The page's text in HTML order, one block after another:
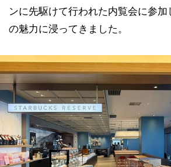
ンに先駆けて行われた内覧会に参
の魅力に浸ってきました。